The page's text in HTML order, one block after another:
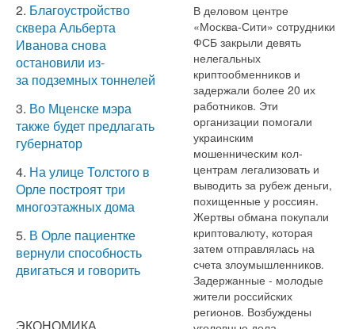
2. Благоустройство
сквера Альберта
Иванова снова
остановили из-
за подземных тоннелей
3. Во Мценске мэра
также будет предлагать
губернатор
4. На улице Толстого в
Орле построят три
многоэтажных дома
5. В Орле пациентке
вернули способность
двигаться и говорить
В деловом центре
«Москва-Сити» сотрудники
ФСБ закрыли девять
нелегальных
криптообменников и
задержали более 20 их
работников. Эти
организации помогали
украинским
мошенническим кол-
центрам легализовать и
выводить за рубеж деньги,
похищенные у россиян.
Жертвы обмана покупали
криптовалюту, которая
затем отправлялась на
счета злоумышленников.
Задержанные - молодые
жители российских
регионов. Возбуждены